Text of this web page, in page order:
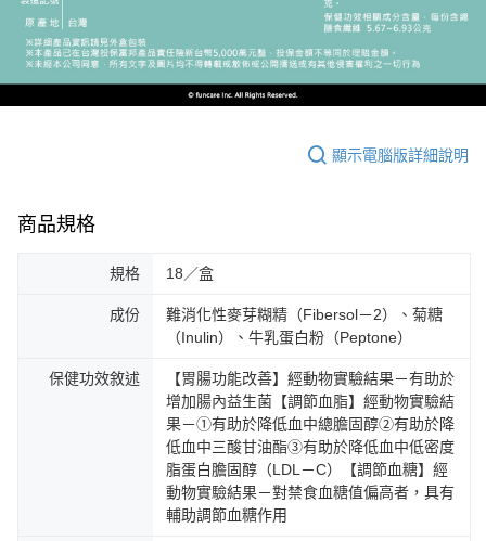
顯示電腦版詳細說明
商品規格
規格 18／盒
成份
難消化性麥芽糊精（Fibersol－2）、菊糖
（Inulin）、牛乳蛋白粉（Peptone）
保健功效敘述
【胃腸功能改善】經動物實驗結果－有助於
增加腸內益生菌【調節血脂】經動物實驗結
果－①有助於降低血中總膽固醇②有助於降
低血中三酸甘油酯③有助於降低血中低密度
脂蛋白膽固醇（LDL－C）【調節血糖】經
動物實驗結果－對禁食血糖值偏高者，具有
輔助調節血糖作用